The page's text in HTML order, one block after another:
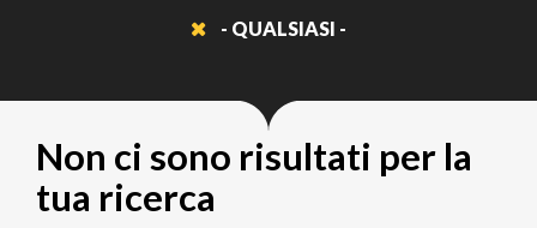
- QUALSIASI -
Non ci sono risultati per la
tua ricerca